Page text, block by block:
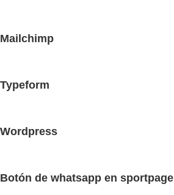
Mailchimp
Typeform
Wordpress
Botón de whatsapp en sportpage